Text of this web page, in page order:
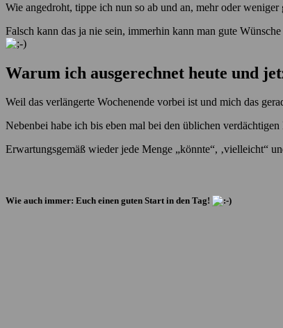
Wie angedroht, tippe ich nun so ab und an, mehr oder weniger
Falsch kann das ja nie sein, immerhin kann man gute
Warum ich ausgerechnet heute und
Weil das verlängerte Wochenende vorbei ist und mich das
Nebenbei habe ich bis eben mal bei den üblichen
Erwartungsgemäß wieder jede Menge „könnte“, ‚vielleicht“
Wie auch immer: Euch einen guten Start in den Tag!